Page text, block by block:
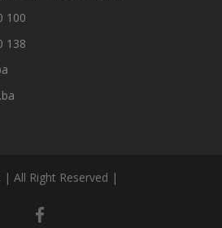
100
138
All Right Reserved |